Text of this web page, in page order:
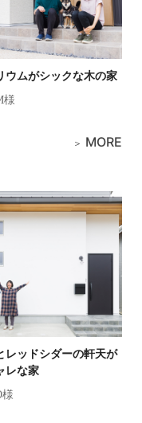
ウムがシックな木の家
様
MORE
レッドシダーの軒天が
レな家
様